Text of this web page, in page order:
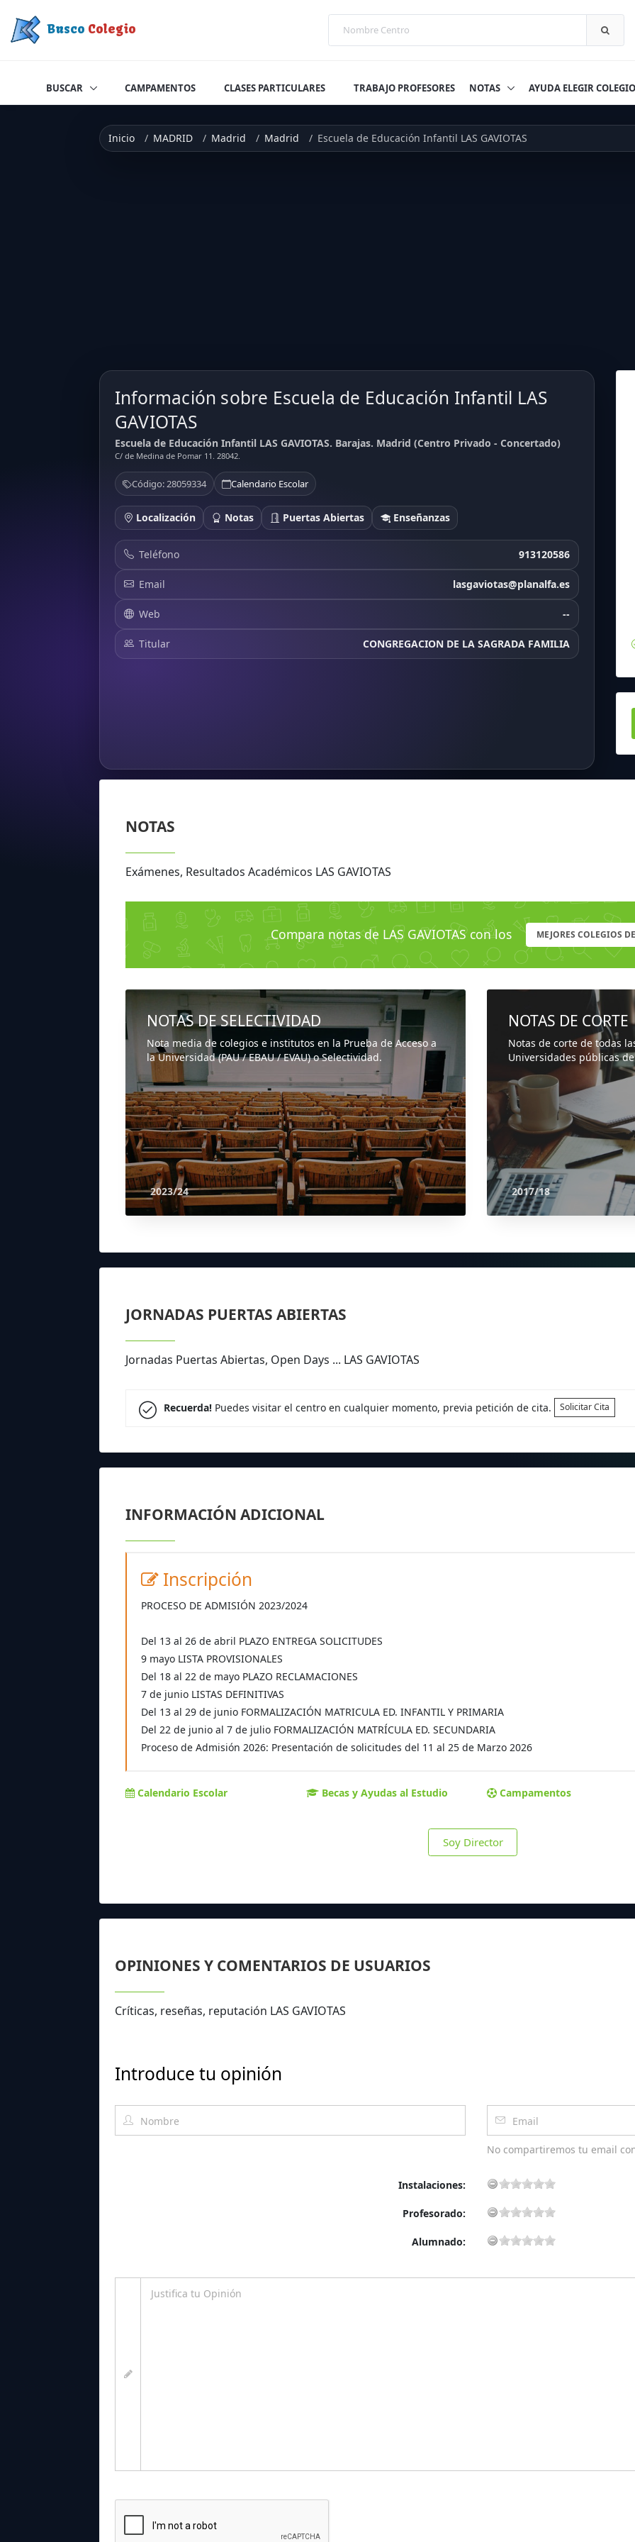
Busco Colegio
BUSCAR CAMPAMENTOS CLASES PARTICULARES TRABAJO PROFESORES NOTAS AYUDA ELEGIR
Inicio MADRID Madrid Madrid Escuela de Educación Infantil LAS GAVIOTAS
Información sobre Escuela de Educación Infantil LAS
GAVIOTAS
Escuela de Educación Infantil LAS GAVIOTAS. Barajas. Madrid (Centro Privado - Concertado)
C/ de Medina de Pomar 11. 28042.
Código: 28059334 Calendario Escolar
Localización Notas Puertas Abiertas Enseñanzas
Teléfono 913120586
Email lasgaviotas@planalfa.es
Web --
Titular CONGREGACION DE LA SAGRADA FAMILIA
NOTAS
Exámenes, Resultados Académicos LAS GAVIOTAS
Compara notas de LAS GAVIOTAS con los MEJORES COLEGIOS
NOTAS DE SELECTIVIDAD
Nota media de colegios e institutos en la Prueba de Acceso a
la Universidad (PAU / EBAU / EVAU) o Selectividad.
2023/24
NOTAS DE CORTE
Notas de corte de todas
Universidades públicas
2017/18
JORNADAS PUERTAS ABIERTAS
Jornadas Puertas Abiertas, Open Days ... LAS GAVIOTAS
Recuerda!Puedes visitar el centro en cualquier momento, previa petición de cita. Solicitar Cita
INFORMACIÓN ADICIONAL
Inscripción
PROCESO DE ADMISIÓN 2023/2024
Del 13 al 26 de abril PLAZO ENTREGA SOLICITUDES
9 mayo LISTA PROVISIONALES
Del 18 al 22 de mayo PLAZO RECLAMACIONES
7 de junio LISTAS DEFINITIVAS
Del 13 al 29 de junio FORMALIZACIÓN MATRICULA ED. INFANTIL Y PRIMARIA
Del 22 de junio al 7 de julio FORMALIZACIÓN MATRÍCULA ED. SECUNDARIA
Proceso de Admisión 2026: Presentación de solicitudes del 11 al 25 de Marzo 2026
Calendario Escolar Becas y Ayudas al Estudio Campamentos
Soy Director
OPINIONES Y COMENTARIOS DE USUARIOS
Críticas, reseñas, reputación LAS GAVIOTAS
Introduce tu opinión
No compartiremos tu email
Instalaciones:
Profesorado:
Alumnado: